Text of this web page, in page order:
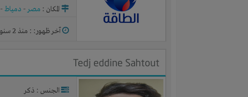
المكان : مصر- دمياط-
آخر ظهور: : منذ 2 سنوات
Tedj eddine Sahtout
الجنس : ذكر